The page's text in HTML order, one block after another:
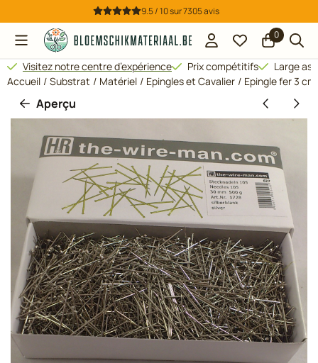
Préférences de cookies disponibles. Choisissez les
9.5 / 10sur7305avis
0
Visitez notre centre d’expérience Prix compétitifs
Large
Accueil / Substrat / Matériel / Epingles et Cavalier / Epingle fer 3
Aperçu